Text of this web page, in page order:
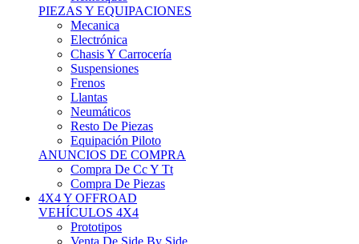
PIEZAS Y EQUIPACIONES
Mecanica
Electrónica
Chasis Y Carrocería
Suspensiones
Frenos
Llantas
Neumáticos
Resto De Piezas
Equipación Piloto
ANUNCIOS DE COMPRA
Compra De Cc Y Tt
Compra De Piezas
4X4 Y OFFROAD
VEHÍCULOS 4X4
Prototipos
Venta De Side By Side